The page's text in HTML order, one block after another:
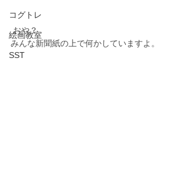
コグトレ
絵画教室
SST
おや？
みんな新聞紙の上で何かしていますよ。